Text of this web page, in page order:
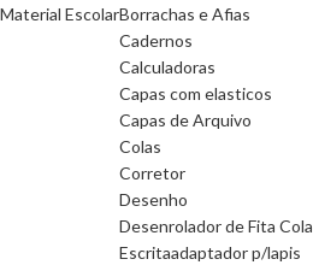
Material EscolarBorrachas e Afias
Cadernos
Calculadoras
Capas com elasticos
Capas de Arquivo
Colas
Corretor
Desenho
Desenrolador de Fita Cola
Escritaadaptador p/lapis